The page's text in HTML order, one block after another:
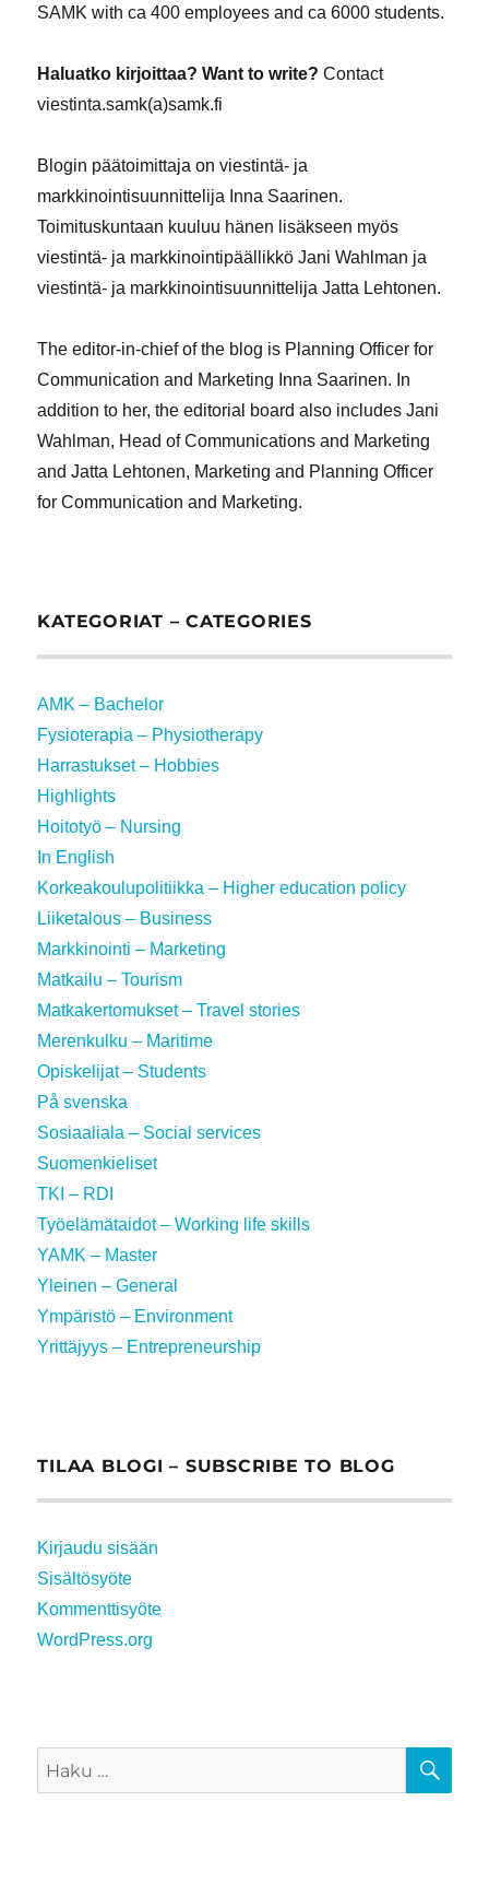
SAMK with ca 400 employees and ca 6000 students.
Haluatko kirjoittaa? Want to write? Contact
viestinta.samk(a)samk.fi
Blogin päätoimittaja on viestintä- ja
markkinointisuunnittelija Inna Saarinen.
Toimituskuntaan kuuluu hänen lisäkseen myös
viestintä- ja markkinointipäällikkö Jani Wahlman ja
viestintä- ja markkinointisuunnittelija Jatta Lehtonen.
The editor-in-chief of the blog is Planning Officer for
Communication and Marketing Inna Saarinen. In
addition to her, the editorial board also includes Jani
Wahlman, Head of Communications and Marketing
and Jatta Lehtonen, Marketing and Planning Officer
for Communication and Marketing.
KATEGORIAT – CATEGORIES
AMK – Bachelor
Fysioterapia – Physiotherapy
Harrastukset – Hobbies
Highlights
Hoitotyö – Nursing
In English
Korkeakoulupolitiikka – Higher education policy
Liiketalous – Business
Markkinointi – Marketing
Matkailu – Tourism
Matkakertomukset – Travel stories
Merenkulku – Maritime
Opiskelijat – Students
På svenska
Sosiaaliala – Social services
Suomenkieliset
TKI – RDI
Työelämätaidot – Working life skills
YAMK – Master
Yleinen – General
Ympäristö – Environment
Yrittäjyys – Entrepreneurship
TILAA BLOGI – SUBSCRIBE TO BLOG
Kirjaudu sisään
Sisältösyöte
Kommenttisyöte
WordPress.org
Etsi: